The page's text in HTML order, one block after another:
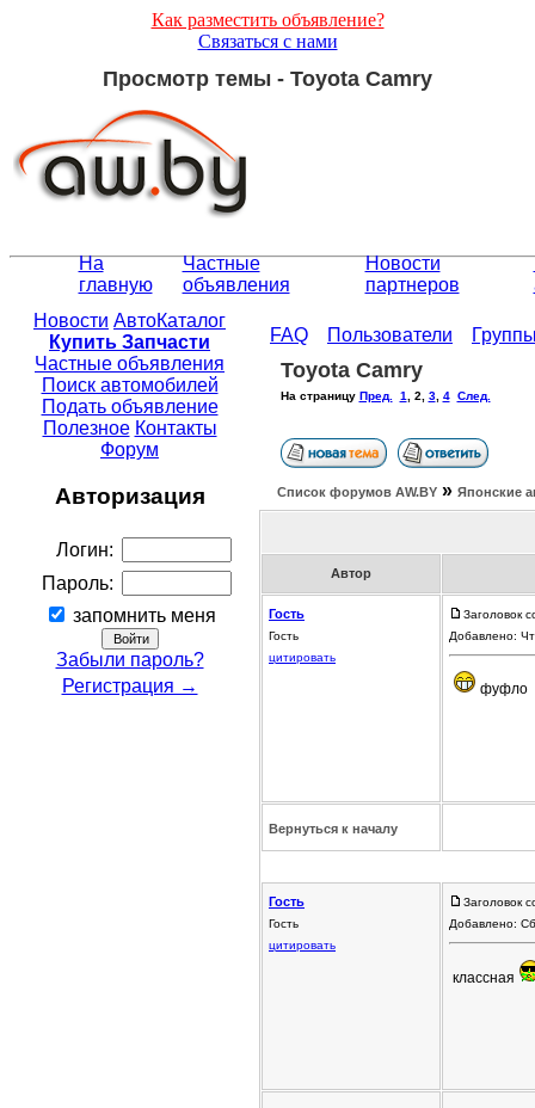
Как разместить объявление?
Связаться с нами
Просмотр темы - Toyota Camry
На
главную
Частные
объявления
Новости
партнеров
Новости АвтоКаталог
Купить Запчасти
Частные объявления
Поиск автомобилей
Подать объявление
Полезное Контакты
Форум
Авторизация
Логин:
Пароль:
запомнить меня
Забыли пароль?
Регистрация →
FAQ Пользователи
Toyota Camry
На страницу Пред. 1 2 3, 4 След.
Список форумов АW.BY » Японские
Автор
Гость
Гость
цитировать
Заголовок
Добавлено:
фуфло
Вернуться к началу
Гость
Гость
цитировать
Заголовок
Добавлено:
классная